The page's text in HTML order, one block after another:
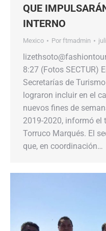
QUE
INTERNO
Mexico Por ftmadmin
8:27 (Fotos SECTUR)
Secretarías de
lograron incluir en el
nuevos fines de
2019-2020, informó el
Torruco Marqués. El
que, en coordinación…